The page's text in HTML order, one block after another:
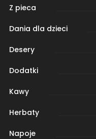
Z pieca
Dania dla dzieci
Desery
Dodatki
Kawy
Herbaty
Napoje